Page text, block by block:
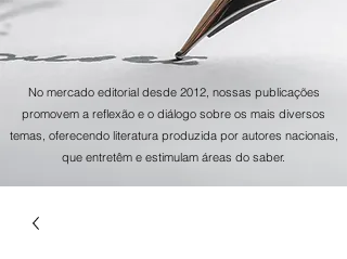
No mercado editorial desde 2012, nossas publicações
promovem a reflexão e o diálogo sobre os mais diversos
temas, oferecendo literatura produzida por autores nacionais,
que entretêm e estimulam áreas do saber.